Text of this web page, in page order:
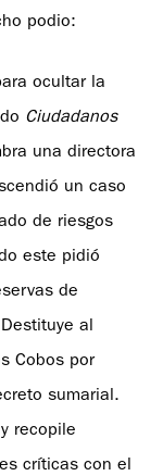
podio:
ocultar la
Ciudadanos
una directora
un caso
de riesgos
este pidió
de
al
Cobos por
sumarial.
recopile
críticas con el